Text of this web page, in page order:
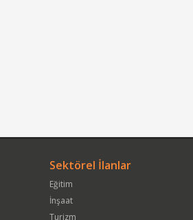
Sektörel İlanlar
Eğitim
İnşaat
Turizm